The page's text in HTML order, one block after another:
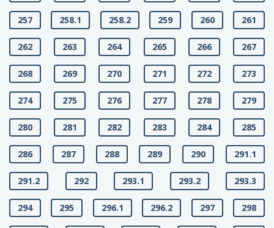
257 258.1 258.2 259 260 261
262 263 264 265 266 267
268 269 270 271 272 273
274 275 276 277 278 279
280 281 282 283 284 285
286 287 288 289 290 291.1
291.2 292 293.1 293.2 293.3
294 295 296.1 296.2 297 298